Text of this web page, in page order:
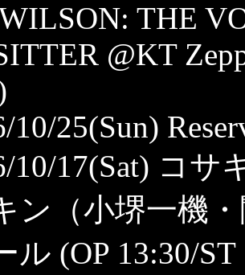
THE
@KT
10/25(Sun)
10/17(Sat) コ
ン（小堺一機
ル (OP 13:30/ST